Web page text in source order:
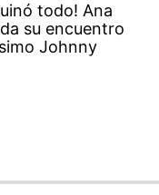
todo! Ana
su encuentro
Johnny